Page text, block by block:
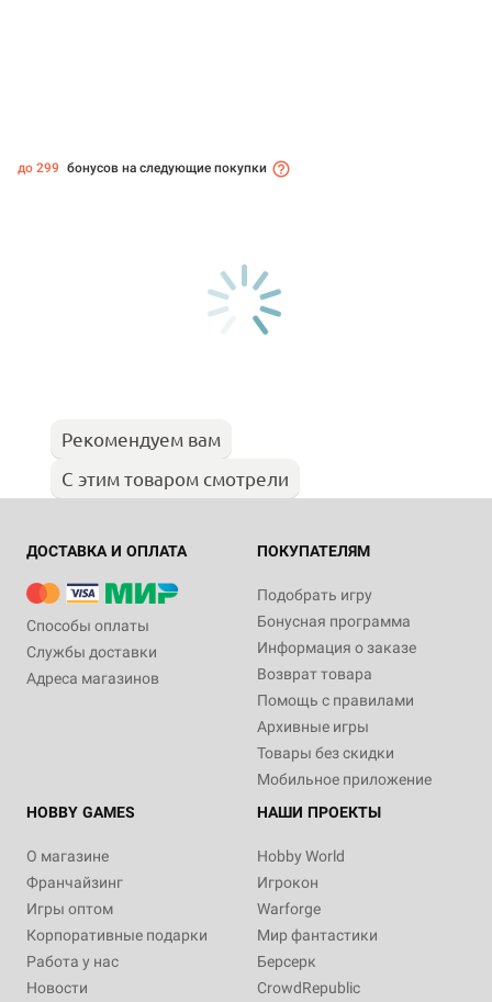
до 299 бонусов на следующие покупки
Рекомендуем вам
С этим товаром смотрели
ДОСТАВКА И ОПЛАТА
Способы оплаты
Службы доставки
Адреса магазинов
ПОКУПАТЕЛЯМ
Подобрать игру
Бонусная программа
Информация о заказе
Возврат товара
Помощь с правилами
Архивные игры
Товары без скидки
Мобильное приложение
HOBBY GAMES
О магазине
Франчайзинг
Игры оптом
Корпоративные подарки
Работа у нас
Новости
НАШИ ПРОЕКТЫ
Hobby World
Игрокон
Warforge
Мир фантастики
Берсерк
CrowdRepublic